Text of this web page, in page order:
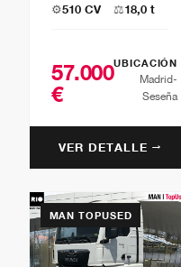
⚙️510 CV ⚖️18,0 t
57.000
€
UBICACIÓN
Madrid-
Seseña
VER DETALLE →
MAN TOPUSED